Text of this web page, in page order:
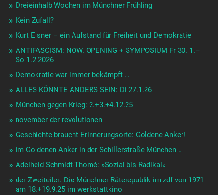
Dreieinhalb Wochen im Münchner Frühling
Kein Zufall?
Kurt Eisner – ein Aufstand für Freiheit und Demokratie
ANTIFASCISM: NOW. OPENING + SYMPOSIUM Fr 30. 1.–
So 1.2 2026
Demokratie war immer bekämpft …
ALLES KÖNNTE ANDERS SEIN: Di 27.1.26
München gegen Krieg: 2.+3.+4.12.25
november der revolutionen
Geschichte braucht Erinnerungsorte: Goldene Anker!
im Goldenen Anker in der Schillerstraße München …
Adelheid Schmidt-Thomé: »Sozial bis Radikal«
der Zweiteiler: Die Münchner Räterepublik im zdf von 1971
am 18.+19.9.25 im werkstattkino